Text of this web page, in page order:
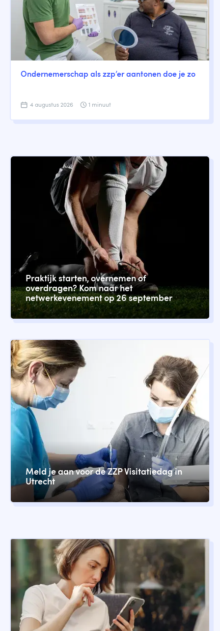
Ondernemerschap als zzp’er aantonen doe je zo
4 augustus 2026 1 minuut
Praktijk starten, overnemen of
overdragen? Kom naar het
netwerkevenement op 26 september
Meld je aan voor de ZZP Visitatiedag in
Utrecht